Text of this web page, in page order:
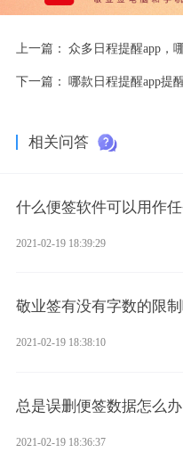
上一篇： 众多日程提醒app，
下一篇： 哪款日程提醒app提
相关问答
什么便签软件可以用作
2021-02-19 18:39:29
敬业签有没有字数的限制
2021-02-19 18:38:10
总是误删便签数据怎么办
2021-02-19 18:36:37